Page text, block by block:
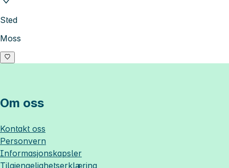
Sted
Moss
Om oss
Kontakt oss
Personvern
Informasjonskapsler
Tilgjengelighetserklæring